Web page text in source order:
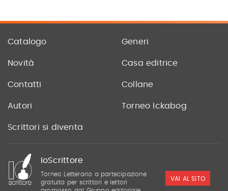
Catalogo Generi
Novità Casa editrice
Contatti Collane
Autori Torneo Ickabog
Scrittori si diventa
IoScrittore
Torneo Letterario a partecipazione
gratuita per scrittori e lettori
VAI AL SITO